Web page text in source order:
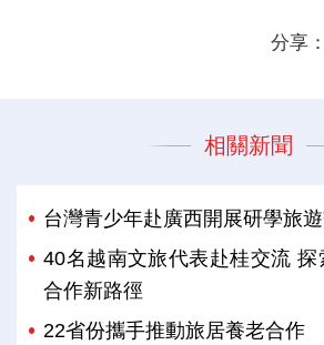
分享：
相關新聞
台灣青少年赴廣西開展研學旅
40名越南文旅代表赴桂交流 探
合作新路徑
22省份攜手推動旅居養老合作